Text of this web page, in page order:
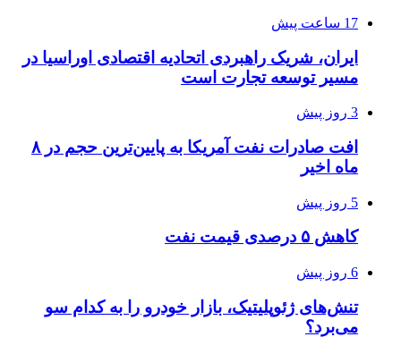
17 ساعت پیش
ایران، شریک راهبردی اتحادیه اقتصادی اوراسیا در
مسیر توسعه تجارت است
3 روز پیش
افت صادرات نفت آمریکا به پایین‌ترین حجم در ۸
ماه اخیر
5 روز پیش
کاهش ۵ درصدی قیمت نفت
6 روز پیش
تنش‌های ژئوپلیتیک، بازار خودرو را به کدام سو
می‌برد؟